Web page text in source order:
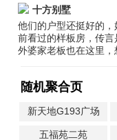
十方别墅
他们的户型还挺好的
前看过的样板房，传
外婆家老板也在这里，
随机聚合页
新天地G193广场
五福苑二苑